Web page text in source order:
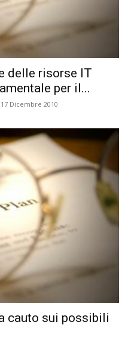
delle risorse IT
per il...
17 Dicembre 2010
cauto sui possibili